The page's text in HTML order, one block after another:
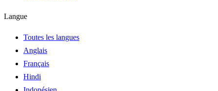
Langue
Toutes les langues
Anglais
Français
Hindi